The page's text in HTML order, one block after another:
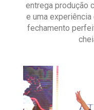
entrega produção
e uma
fechamento